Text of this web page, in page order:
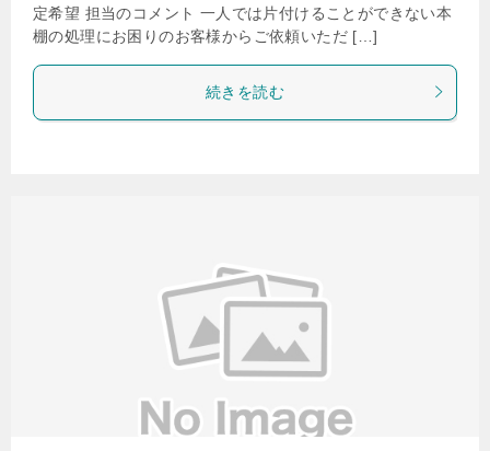
定希望 担当のコメント 一人では片付けることができない本
棚の処理にお困りのお客様からご依頼いただ […]
続きを読む